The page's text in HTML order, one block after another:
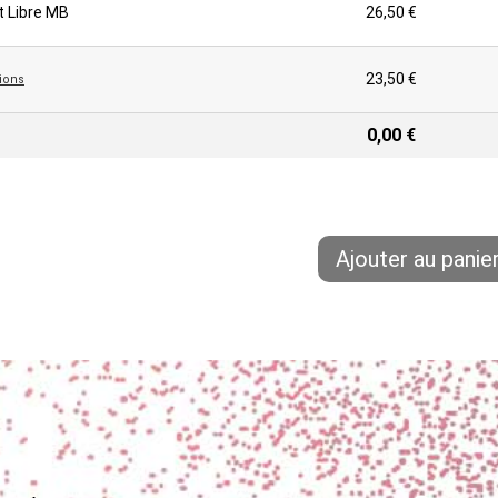
Libre MB 26,50 €
23,50 €
0,00 €